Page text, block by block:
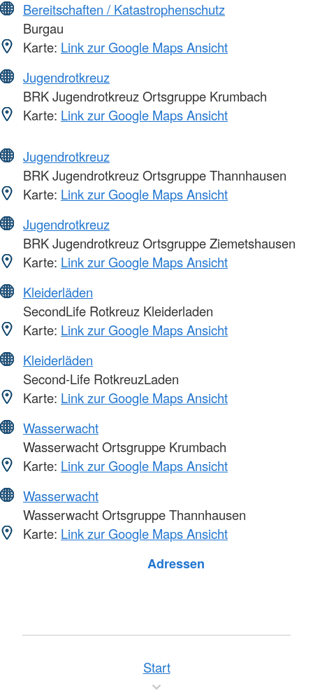
Bereitschaften / Katastrophenschutz
Burgau
Karte: Link zur Google Maps Ansicht
Jugendrotkreuz
BRK Jugendrotkreuz Ortsgruppe Krumbach
Karte: Link zur Google Maps Ansicht
Jugendrotkreuz
BRK Jugendrotkreuz Ortsgruppe Thannhausen
Karte: Link zur Google Maps Ansicht
Jugendrotkreuz
BRK Jugendrotkreuz Ortsgruppe Ziemetshausen
Karte: Link zur Google Maps Ansicht
Kleiderläden
SecondLife Rotkreuz Kleiderladen
Karte: Link zur Google Maps Ansicht
Kleiderläden
Second-Life RotkreuzLaden
Karte: Link zur Google Maps Ansicht
Wasserwacht
Wasserwacht Ortsgruppe Krumbach
Karte: Link zur Google Maps Ansicht
Wasserwacht
Wasserwacht Ortsgruppe Thannhausen
Karte: Link zur Google Maps Ansicht
Adressen
Start